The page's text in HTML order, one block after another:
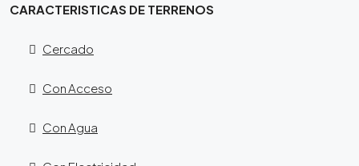
CARACTERISTICAS DE TERRENOS
Cercado
Con Acceso
Con Agua